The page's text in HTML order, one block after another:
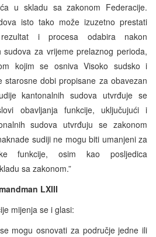
u skladu sa zakonom Federacije.
isto tako može izuzetno prestati
i procesa odabira nakon
sudova za vrijeme prelaznog perioda,
kojim se osniva Visoko sudsko i
starosne dobi propisane za obavezan
kantonalnih sudova utvrđuje se
obavljanja funkcije, uključujući i
sudova utvrđuju se zakonom
sudiji ne mogu biti umanjeni za
funkcije, osim kao posljedica
sa zakonom.”
LXIII
mijenja se i glasi:
mogu osnovati za područje jedne ili